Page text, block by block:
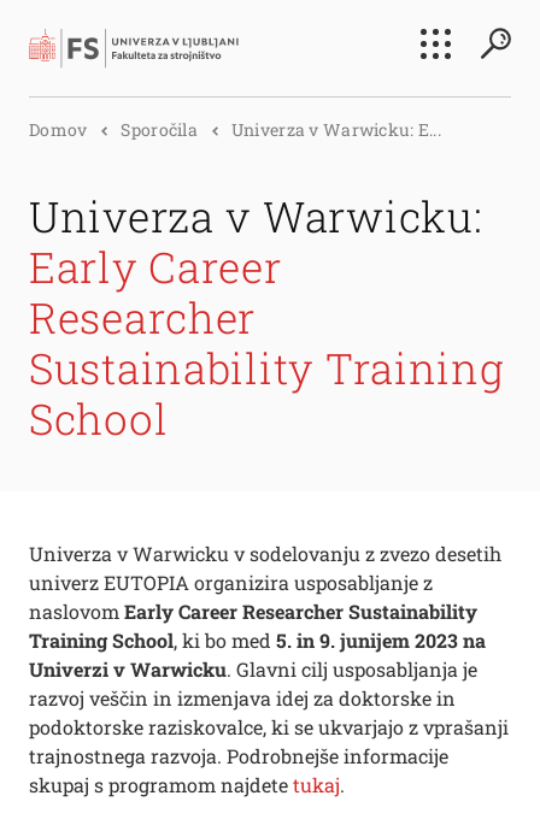
Išči
Domov Sporočila Univerza v Warwicku: E...
Univerza v Warwicku:
Early Career
Researcher
Sustainability Training
School
Univerza v Warwicku v sodelovanju z zvezo desetih
univerz EUTOPIA organizira usposabljanje z
naslovom Early Career Researcher Sustainability
Training School, ki bo med 5. in 9. junijem 2023 na
Univerzi v Warwicku. Glavni cilj usposabljanja je
razvoj veščin in izmenjava idej za doktorske in
podoktorske raziskovalce, ki se ukvarjajo z vprašanji
trajnostnega razvoja. Podrobnejše informacije
skupaj s programom najdetetukaj.